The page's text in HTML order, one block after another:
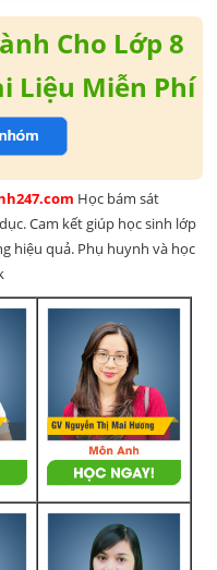
Cho Lớp 8
Liệu Miễn Phí
Học bám sát
Cam kết giúp học sinh lớp
hiệu quả. Phụ huynh và học